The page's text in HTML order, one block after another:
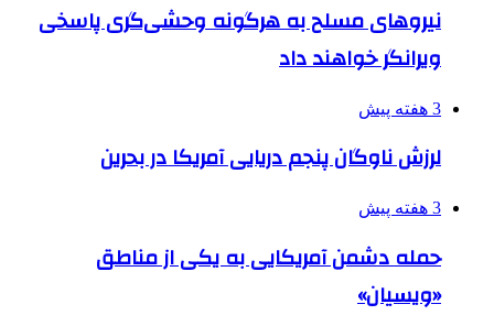
نیروهای مسلح به هرگونه وحشی‌گری پاسخی
ویرانگر خواهند داد
3 هفته پیش
لرزش ناوگان پنجم دریایی آمریکا در بحرین
3 هفته پیش
حمله دشمن آمریکایی به یکی از مناطق
«ویسیان»